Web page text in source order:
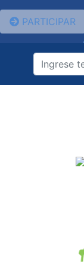
PARTICIPAR